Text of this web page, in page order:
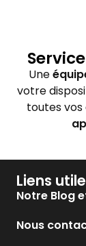
Une
votre
toutes vos
Liens
Notre Blog
Nous